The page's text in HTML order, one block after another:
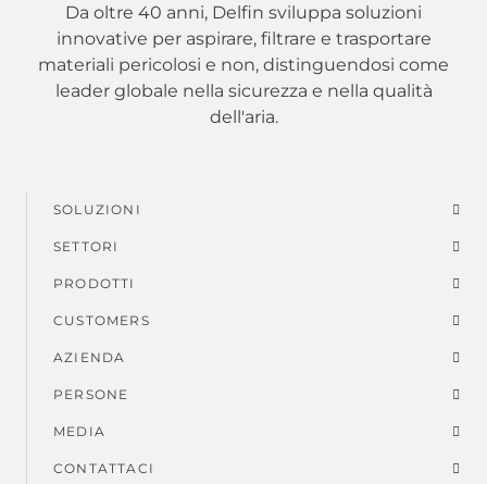
Da oltre 40 anni, Delfin sviluppa soluzioni
innovative per aspirare, filtrare e trasportare
materiali pericolosi e non, distinguendosi come
leader globale nella sicurezza e nella qualità
dell'aria.
Menu
di
piè
di
pagina
SOLUZIONI
SETTORI
PRODOTTI
CUSTOMERS
AZIENDA
PERSONE
MEDIA
CONTATTACI